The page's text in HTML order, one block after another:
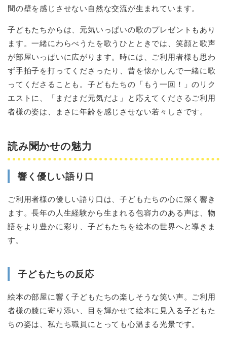
間の壁を感じさせない自然な交流が生まれています。
子どもたちからは、元気いっぱいの歌のプレゼントもあり
ます。一緒にわらべうたを歌うひとときでは、笑顔と歌声
が部屋いっぱいに広がります。時には、ご利用者様も思わ
ず手拍子を打ってくださったり、昔を懐かしんで一緒に歌
ってくださることも。子どもたちの「もう一回！」のリク
エストに、「まだまだ元気だよ」と応えてくださるご利用
者様の姿は、まさに年齢を感じさせない若々しさです。
読み聞かせの魅力
響く優しい語り口
ご利用者様の優しい語り口は、子どもたちの心に深く響き
ます。長年の人生経験から生まれる包容力のある声は、物
語をより豊かに彩り、子どもたちを絵本の世界へと導きま
す。
子どもたちの反応
絵本の部屋に響く子どもたちの楽しそうな笑い声。ご利用
者様の膝に寄り添い、目を輝かせて絵本に見入る子どもた
ちの姿は、私たち職員にとっても心温まる光景です。